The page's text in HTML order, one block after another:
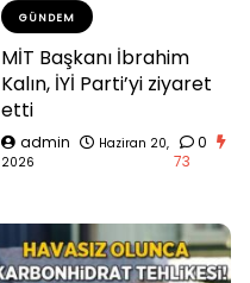
GÜNDEM
MİT Başkanı İbrahim
Kalın, İYİ Parti’yi ziyaret
etti
admin
Haziran 20,
2026
0
73